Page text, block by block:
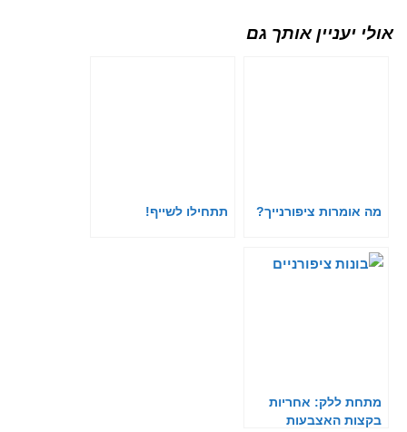
אולי יעניין אותך גם
מה אומרות ציפורנייך? תתחילו לשייף!
מתחת ללק: אחריות
בקצות האצבעות